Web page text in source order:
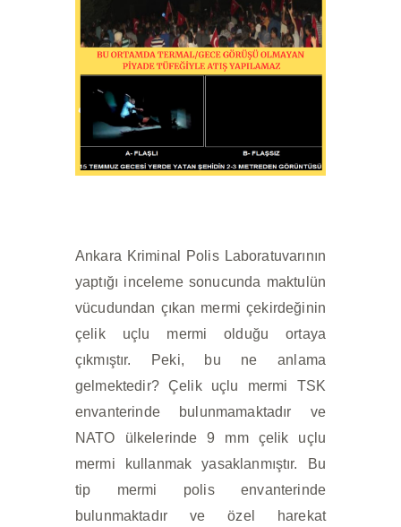
Ankara Kriminal Polis Laboratuvarının
yaptığı inceleme sonucunda maktulün
vücudundan çıkan mermi çekirdeğinin
çelik uçlu mermi olduğu ortaya
çıkmıştır. Peki, bu ne anlama
gelmektedir? Çelik uçlu mermi TSK
envanterinde bulunmamaktadır ve
NATO ülkelerinde 9 mm çelik uçlu
mermi kullanmak yasaklanmıştır. Bu
tip mermi polis envanterinde
bulunmaktadır ve özel harekat